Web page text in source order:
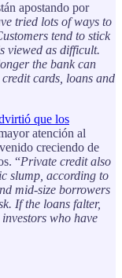
apostando por
tried lots of ways to
tend to stick
viewed as difficult.
the bank can
cards, loans and
que los
atención al
creciendo de
“Private credit also
slump, according to
mid-size borrowers
If the loans falter,
who have